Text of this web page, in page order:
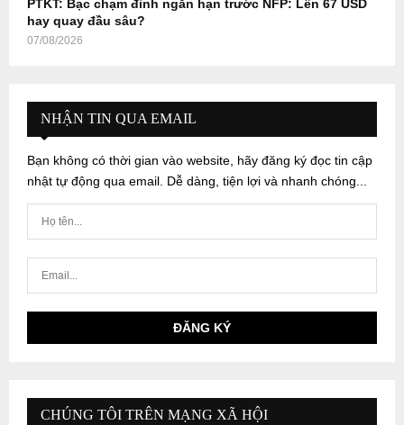
PTKT: Bạc chạm đỉnh ngắn hạn trước NFP: Lên 67 USD
hay quay đầu sâu?
07/08/2026
NHẬN TIN QUA EMAIL
Bạn không có thời gian vào website, hãy đăng ký đọc tin cập
nhật tự động qua email. Dễ dàng, tiện lợi và nhanh chóng...
CHÚNG TÔI TRÊN MẠNG XÃ HỘI